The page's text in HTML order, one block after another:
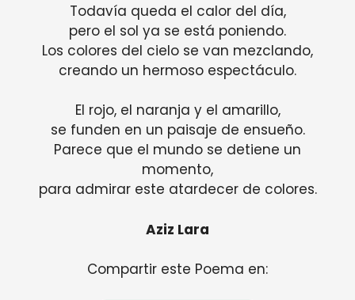
Todavía queda el calor del día,
pero el sol ya se está poniendo.
Los colores del cielo se van mezclando,
creando un hermoso espectáculo.
El rojo, el naranja y el amarillo,
se funden en un paisaje de ensueño.
Parece que el mundo se detiene un
momento,
para admirar este atardecer de colores.
Aziz Lara
Compartir este Poema en: